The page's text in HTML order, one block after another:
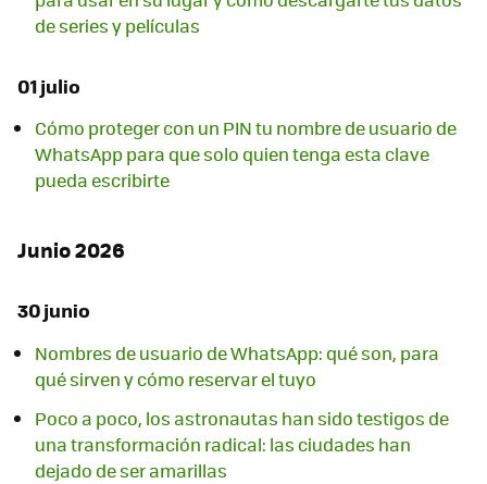
de series y películas
01 julio
Cómo proteger con un PIN tu nombre de usuario de
WhatsApp para que solo quien tenga esta clave
pueda escribirte
Junio 2026
30 junio
Nombres de usuario de WhatsApp: qué son, para
qué sirven y cómo reservar el tuyo
Poco a poco, los astronautas han sido testigos de
una transformación radical: las ciudades han
dejado de ser amarillas